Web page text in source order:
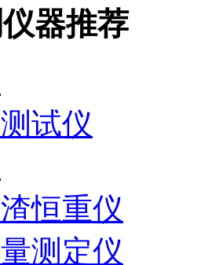
器推荐
试仪
恒重仪
测定仪